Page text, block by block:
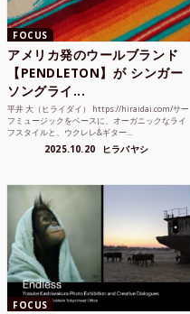
FOCUS
アメリカ発のウールブランド
【PENDLETON】が シンガー
ソングライ...
平井 大（ヒライダイ） https://hiraidai.com/サー
フミュージックをベースに、オーガニックなライ
フスタイルと、ウクレレ&ギター...
2025.10.20 ヒラバヤシ
FOCUS